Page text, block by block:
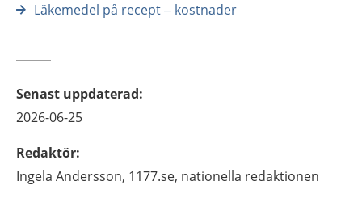
Läkemedel på recept – kostnader
Senast uppdaterad:
2026-06-25
Redaktör:
Ingela Andersson, 1177.se, nationella redaktionen